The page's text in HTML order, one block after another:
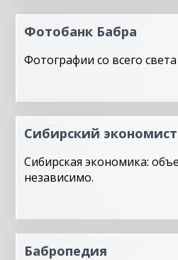
Фотобанк Бабра
Фотографии со всего
Сибирский экономист
Сибирская экономика:
независимо.
Бабропедия